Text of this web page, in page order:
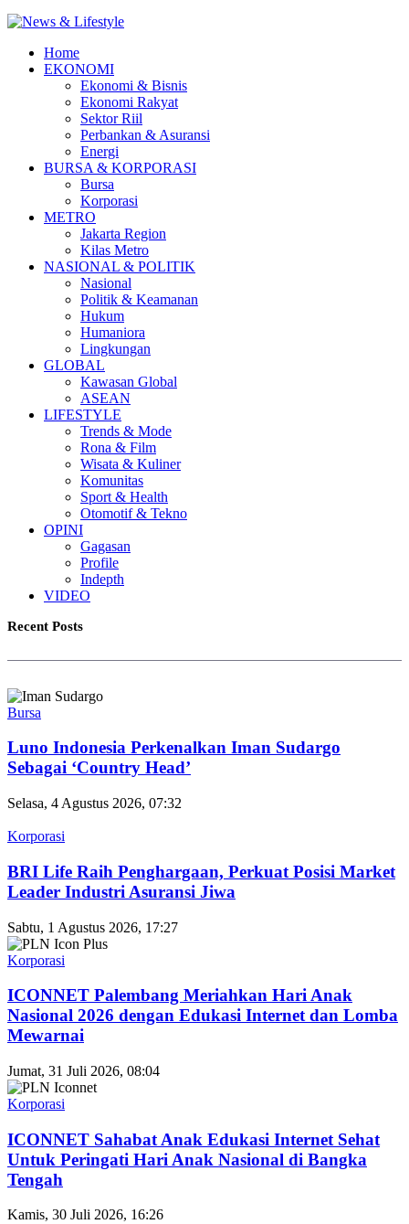
Home
EKONOMI
Ekonomi & Bisnis
Ekonomi Rakyat
Sektor Riil
Perbankan & Asuransi
Energi
BURSA & KORPORASI
Bursa
Korporasi
METRO
Jakarta Region
Kilas Metro
NASIONAL & POLITIK
Nasional
Politik & Keamanan
Hukum
Humaniora
Lingkungan
GLOBAL
Kawasan Global
ASEAN
LIFESTYLE
Trends & Mode
Rona & Film
Wisata & Kuliner
Komunitas
Sport & Health
Otomotif & Tekno
OPINI
Gagasan
Profile
Indepth
VIDEO
Recent Posts
Bursa
Luno Indonesia Perkenalkan Iman Sudargo
Sebagai ‘Country Head’
Selasa, 4 Agustus 2026, 07:32
Korporasi
BRI Life Raih Penghargaan, Perkuat Posisi Market
Leader Industri Asuransi Jiwa
Sabtu, 1 Agustus 2026, 17:27
Korporasi
ICONNET Palembang Meriahkan Hari Anak
Nasional 2026 dengan Edukasi Internet dan Lomba
Mewarnai
Jumat, 31 Juli 2026, 08:04
Korporasi
ICONNET Sahabat Anak Edukasi Internet Sehat
Untuk Peringati Hari Anak Nasional di Bangka
Tengah
Kamis, 30 Juli 2026, 16:26